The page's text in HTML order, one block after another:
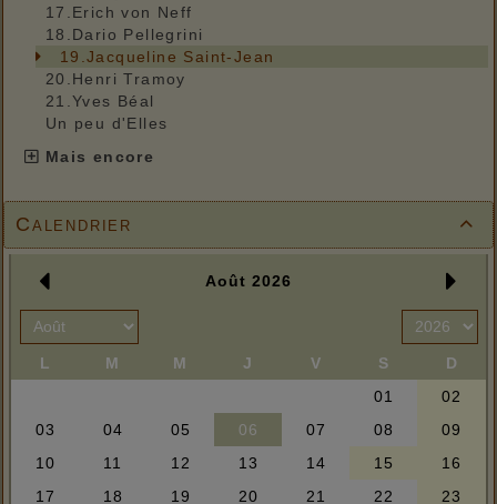
17.Erich von Neff
18.Dario Pellegrini
19.Jacqueline Saint-Jean
20.Henri Tramoy
21.Yves Béal
Un peu d'Elles
Mais encore

Calendrier